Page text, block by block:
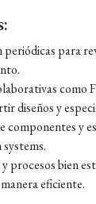
para
como
diseños y
componentes y
systems.
procesos bien
eficiente.